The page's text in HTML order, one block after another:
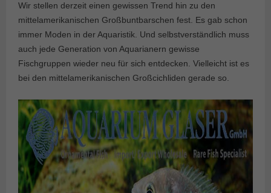
Wir stellen derzeit einen gewissen Trend hin zu den
mittelamerikanischen Großbuntbarschen fest. Es gab schon
immer Moden in der Aquaristik. Und selbstverständlich muss
auch jede Generation von Aquarianern gewisse
Fischgruppen wieder neu für sich entdecken. Vielleicht ist es
bei den mittelamerikanischen Großcichliden gerade so.